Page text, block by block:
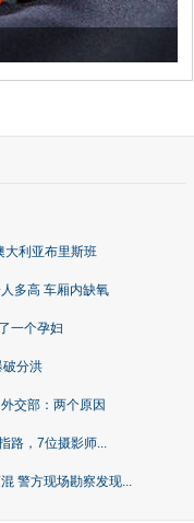
大利亚布里斯班
多高 车厢内缺氧
一个孕妇
破分洪
交部：两个原因
路，7位摄影师...
警方现场勘察发现...